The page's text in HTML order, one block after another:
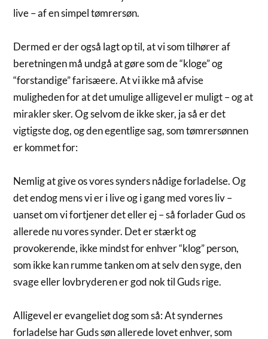
live – af en simpel tømrersøn.
Dermed er der også lagt op til, at vi som tilhører af
beretningen må undgå at gøre som de “kloge” og
“forstandige” farisæere. At vi ikke må afvise
muligheden for at det umulige alligevel er muligt – og at
mirakler sker. Og selvom de ikke sker, ja så er det
vigtigste dog, og den egentlige sag, som tømrersønnen
er kommet for:
Nemlig at give os vores synders nådige forladelse. Og
det endog mens vi er i live og i gang med vores liv –
uanset om vi fortjener det eller ej – så forlader Gud os
allerede nu vores synder. Det er stærkt og
provokerende, ikke mindst for enhver “klog” person,
som ikke kan rumme tanken om at selv den syge, den
svage eller lovbryderen er god nok til Guds rige.
Alligevel er evangeliet dog som så: At syndernes
forladelse har Guds søn allerede lovet enhver, som